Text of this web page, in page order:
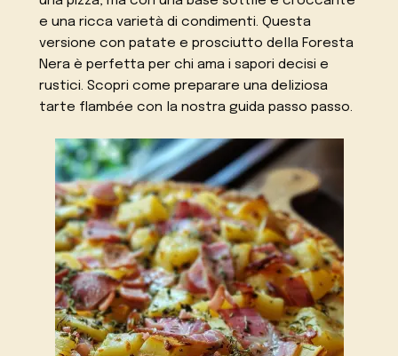
e una ricca varietà di condimenti. Questa
versione con patate e prosciutto della Foresta
Nera è perfetta per chi ama i sapori decisi e
rustici. Scopri come preparare una deliziosa
tarte flambée con la nostra guida passo passo.